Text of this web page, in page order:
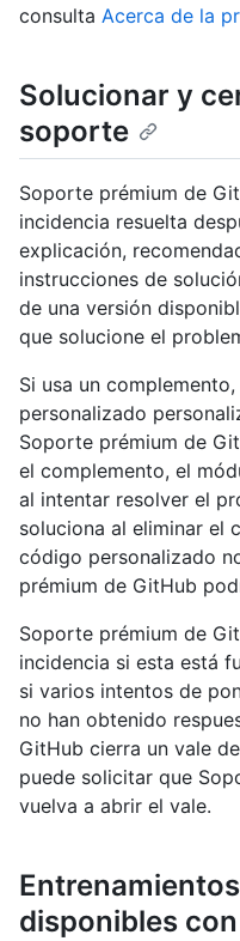
consulta Acerca de la
Solucionar y
soporte
Soporte prémium de
incidencia resuelta
explicación,
instrucciones de
de una versión
que solucione el
Si usa un
personalizado
Soporte prémium de
el complemento, el
al intentar resolver el
soluciona al eliminar el
código personalizado
prémium de GitHub
Soporte prémium de
incidencia si esta está
si varios intentos de
no han obtenido
GitHub cierra un vale
puede solicitar que
vuelva a abrir el vale.
disponibles